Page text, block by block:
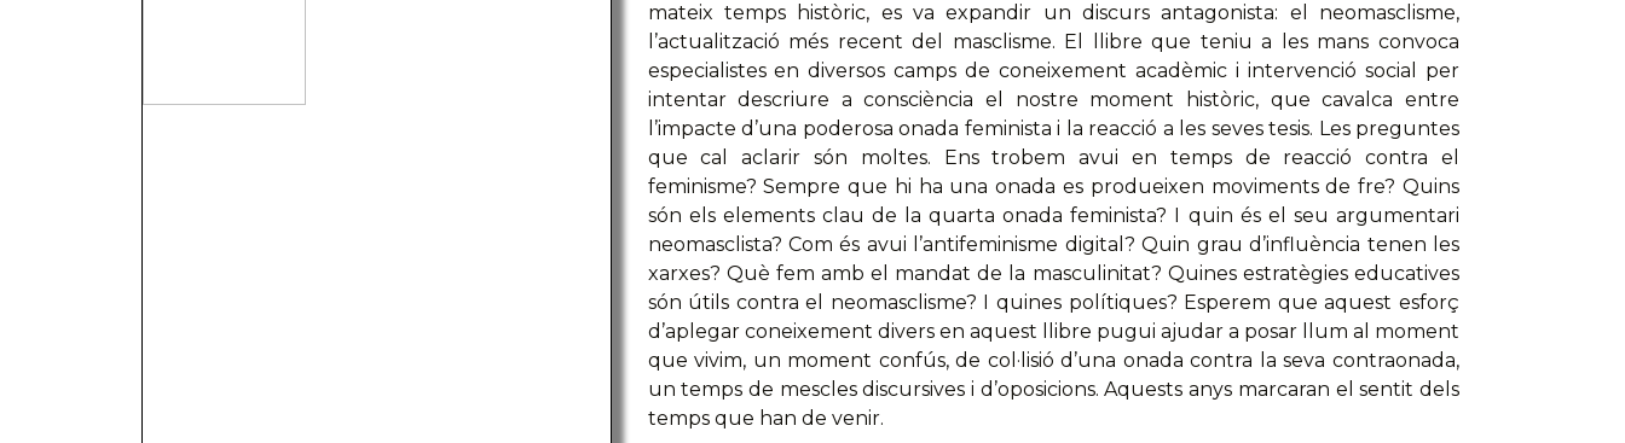
mateix temps històric, es va expandir un discurs antagonista: el neomasclisme,
l’actualització més recent del masclisme. El llibre que teniu a les mans convoca
especialistes en diversos camps de coneixement acadèmic i intervenció social per
intentar descriure a consciència el nostre moment històric, que cavalca entre
l’impacte d’una poderosa onada feminista i la reacció a les seves tesis. Les preguntes
que cal aclarir són moltes. Ens trobem avui en temps de reacció contra el
feminisme? Sempre que hi ha una onada es produeixen moviments de fre? Quins
són els elements clau de la quarta onada feminista? I quin és el seu argumentari
neomasclista? Com és avui l’antifeminisme digital? Quin grau d’influència tenen les
xarxes? Què fem amb el mandat de la masculinitat? Quines estratègies educatives
són útils contra el neomasclisme? I quines polítiques? Esperem que aquest esforç
d’aplegar coneixement divers en aquest llibre pugui ajudar a posar llum al moment
que vivim, un moment confús, de col·lisió d’una onada contra la seva contraonada,
un temps de mescles discursives i d’oposicions. Aquests anys marcaran el sentit dels
temps que han de venir.